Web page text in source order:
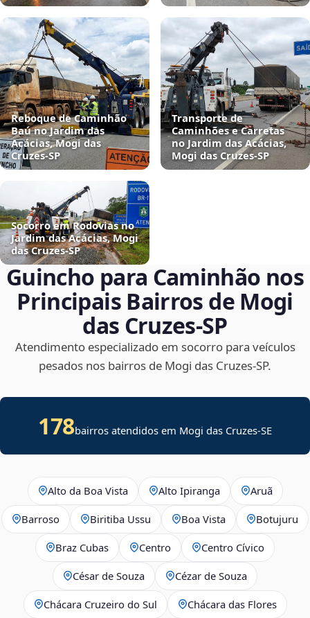
Reboque de Caminhão
Baú no Jardim das
Acácias, Mogi das
Cruzes‑SP
Transporte de
Caminhões e Carretas
no Jardim das Acácias,
Mogi das Cruzes‑SP
Socorro em Rodovias no
Jardim das Acácias, Mogi
das Cruzes‑SP
Guincho para Caminhão nos
Principais Bairros de Mogi
das Cruzes‑SP
Atendimento especializado em socorro para veículos
pesados nos bairros de Mogi das Cruzes‑SP.
178bairros atendidos em Mogi das Cruzes-SE
Alto da Boa Vista Alto Ipiranga Aruã
Barroso Biritiba Ussu Boa Vista Botujuru
Braz Cubas Centro Centro Cívico
César de Souza Cézar de Souza
Chácara Cruzeiro do Sul Chácara das Flores